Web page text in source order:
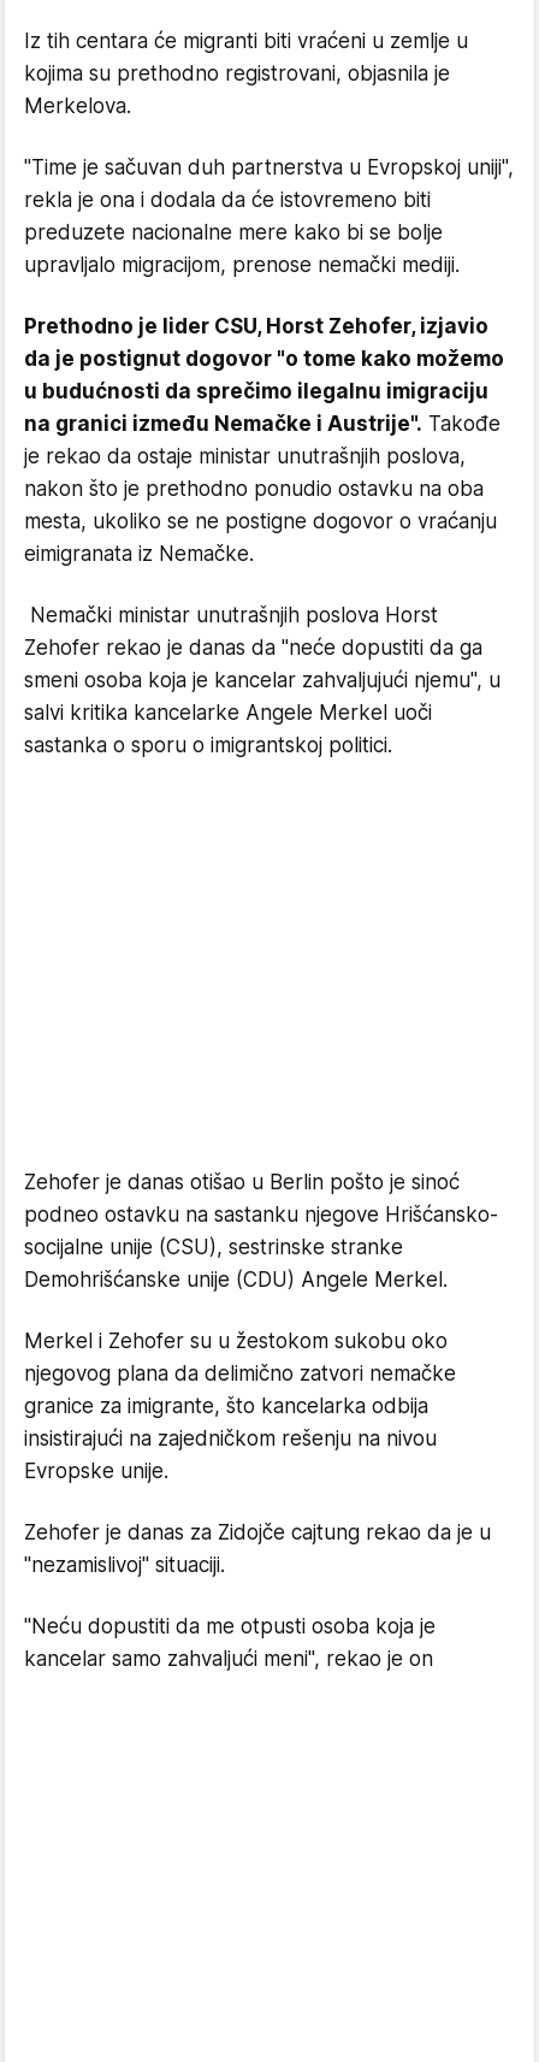
Iz tih centara će migranti biti vraćeni u zemlje u
kojima su prethodno registrovani, objasnila je
Merkelova.
"Time je sačuvan duh partnerstva u Evropskoj uniji",
rekla je ona i dodala da će istovremeno biti
preduzete nacionalne mere kako bi se bolje
upravljalo migracijom, prenose nemački mediji.
Prethodno je lider CSU, Horst Zehofer, izjavio
da je postignut dogovor "o tome kako možemo
u budućnosti da sprečimo ilegalnu imigraciju
na granici između Nemačke i Austrije". Takođe
je rekao da ostaje ministar unutrašnjih poslova,
nakon što je prethodno ponudio ostavku na oba
mesta, ukoliko se ne postigne dogovor o vraćanju
eimigranata iz Nemačke.
Nemački ministar unutrašnjih poslova Horst
Zehofer rekao je danas da "neće dopustiti da ga
smeni osoba koja je kancelar zahvaljujući njemu", u
salvi kritika kancelarke Angele Merkel uoči
sastanka o sporu o imigrantskoj politici.
Zehofer je danas otišao u Berlin pošto je sinoć
podneo ostavku na sastanku njegove Hrišćansko-
socijalne unije (CSU), sestrinske stranke
Demohrišćanske unije (CDU) Angele Merkel.
Merkel i Zehofer su u žestokom sukobu oko
njegovog plana da delimično zatvori nemačke
granice za imigrante, što kancelarka odbija
insistirajući na zajedničkom rešenju na nivou
Evropske unije.
Zehofer je danas za Zidojče cajtung rekao da je u
"nezamislivoj" situaciji.
"Neću dopustiti da me otpusti osoba koja je
kancelar samo zahvaljući meni", rekao je on